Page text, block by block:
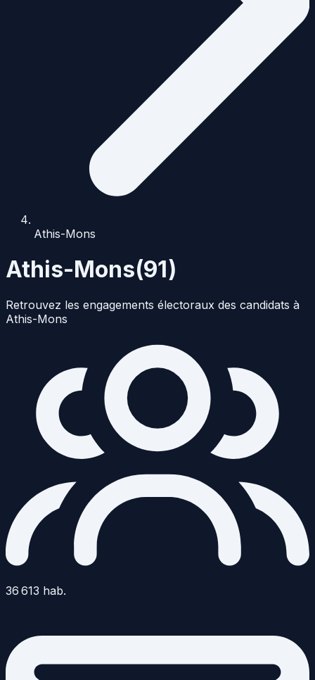
Athis-Mons
Athis-Mons(91)
Retrouvez les engagements électoraux des candidats à
Athis-Mons
36 613 hab.